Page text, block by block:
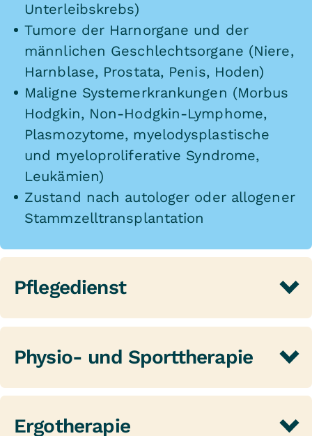
Unterleibskrebs)
Tumore der Harnorgane und der
männlichen Geschlechtsorgane (Niere,
Harnblase, Prostata, Penis, Hoden)
Maligne Systemerkrankungen (Morbus
Hodgkin, Non-Hodgkin-Lymphome,
Plasmozytome, myelodysplastische
und myeloproliferative Syndrome,
Leukämien)
Zustand nach autologer oder allogener
Stammzelltransplantation
Pflegedienst
Die Pflege gehört zu den
wichtigsten Bausteinen einer Reha.
besonders den respektvollen
Umgang und die intensive
Physio- und Sporttherapie
Eine onkologische Erkrankung kann
kräftezehrend und ermüdend sein.
Ergotherapie